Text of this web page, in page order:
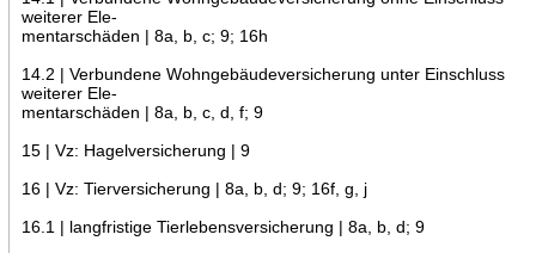
weiterer Ele-
mentarschäden | 8a, b, c; 9; 16h
14.2 | Verbundene Wohngebäudeversicherung unter Einschluss
weiterer Ele-
mentarschäden | 8a, b, c, d, f; 9
15 | Vz: Hagelversicherung | 9
16 | Vz: Tierversicherung | 8a, b, d; 9; 16f, g, j
16.1 | langfristige Tierlebensversicherung | 8a, b, d; 9